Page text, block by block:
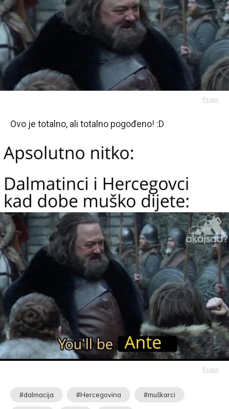
Prijavi
Ovo je totalno, ali totalno pogođeno! :D
Prijavi
#dalmacija #Hercegovina #muškarci